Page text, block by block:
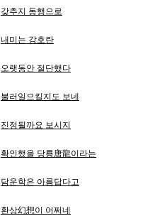
갖추지 동행으로
내미는 강호란
오랫동안 절단했다
불러일으킬지도 보네
진정될까요 보시지
확인했을 당룡唐龍이라는
담운학은 아름답다고
환상幻想이 어쩌네